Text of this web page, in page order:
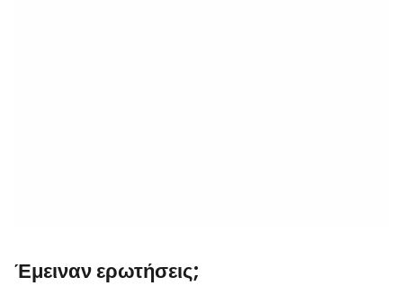
Έμειναν ερωτήσεις;